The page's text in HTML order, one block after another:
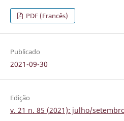
PDF (Francês)
Publicado
2021-09-30
Edição
v. 21 n. 85 (2021): julho/